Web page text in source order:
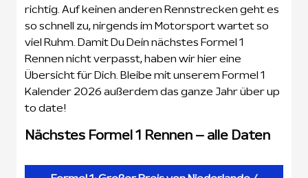
richtig. Auf keinen anderen Rennstrecken geht es
so schnell zu, nirgends im Motorsport wartet so
viel Ruhm. Damit Du Dein nächstes Formel 1
Rennen nicht verpasst, haben wir hier eine
Übersicht für Dich. Bleibe mit unserem Formel 1
Kalender 2026 außerdem das ganze Jahr über up
to date!
Nächstes Formel 1 Rennen – alle Daten